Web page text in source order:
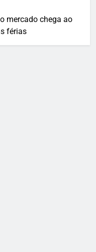
mercado chega ao
férias